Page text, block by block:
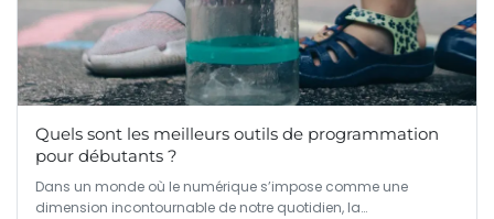
Quels sont les meilleurs outils de programmation
pour débutants ?
Dans un monde où le numérique s’impose comme une
dimension incontournable de notre quotidien, la…